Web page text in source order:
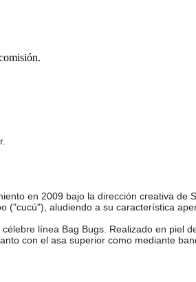
en 2009 bajo la dirección creativa de
("cucú"), aludiendo a su característica
línea Bag Bugs. Realizado en piel
con el asa superior como mediante